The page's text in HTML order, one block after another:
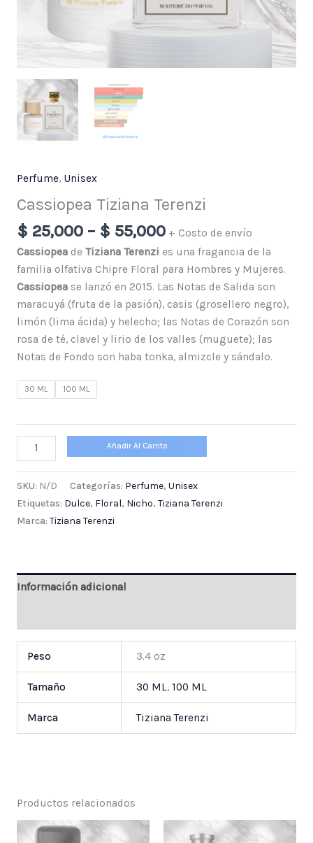
Perfume, Unisex
Cassiopea Tiziana Terenzi
$ 25,000 – $ 55,000 + Costo de envío
Cassiopeade Tiziana Terenzi es una fragancia de la
familia olfativa Chipre Floral para Hombres y Mujeres.
Cassiopease lanzó en 2015. Las Notas de Salida son
maracuyá (fruta de la pasión), casis (grosellero negro),
limón (lima ácida) y helecho; las Notas de Corazón son
rosa de té, clavel y lirio de los valles (muguete); las
Notas de Fondo son haba tonka, almizcle y sándalo.
30 ML 100 ML
Añadir Al Carrito
SKU: N/D Categorías: Perfume, Unisex
Etiquetas: Dulce, Floral, Nicho, Tiziana Terenzi
Marca: Tiziana Terenzi
Información adicional
Peso 3.4 oz
Tamaño 30 ML, 100 ML
Marca Tiziana Terenzi
Productos relacionados
Price
Price